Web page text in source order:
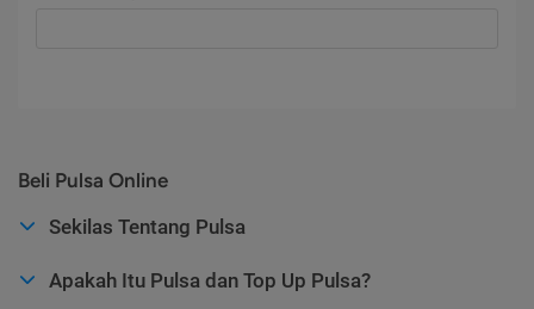
Beli Pulsa Online
Sekilas Tentang Pulsa
Apakah Itu Pulsa dan Top Up Pulsa?